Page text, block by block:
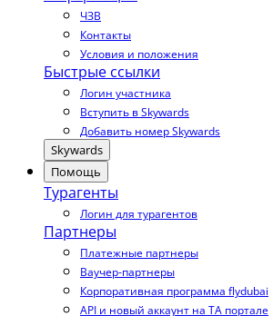
ЧЗВ
Контакты
Условия и положения
Быстрые ссылки
Логин участника
Вступить в Skywards
Добавить номер Skywards
Skywards
Помощь
Турагенты
Логин для турагентов
Партнеры
Платежные партнеры
Ваучер-партнеры
Корпоративная программа flydubai
API и новый аккаунт на TA портале